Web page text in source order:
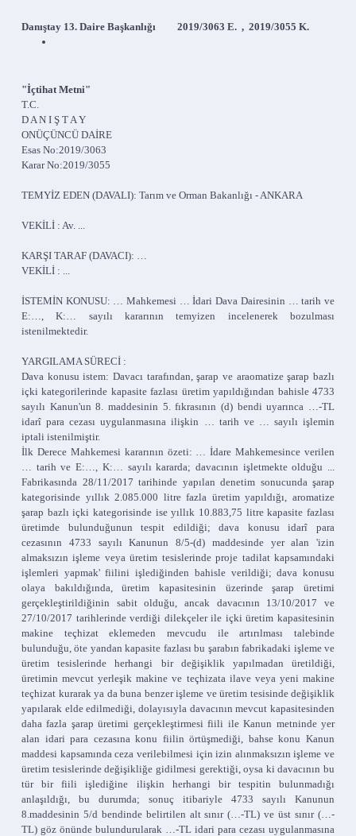
Danıştay 13. Daire Başkanlığı 2019/3063 E. , 2019/3055 K.
"İçtihat Metni"
T.C.
D A N I Ş T A Y
ONÜÇÜNCÜ DAİRE
Esas No:2019/3063
Karar No:2019/3055
TEMYİZ EDEN (DAVALI): Tarım ve Orman Bakanlığı - ANKARA
VEKİLİ : Av. ...
KARŞI TARAF (DAVACI): …
VEKİLİ : ...
İSTEMİN KONUSU: … Mahkemesi … İdari Dava Dairesinin … tarih ve
E:…, K:… sayılı kararının temyizen incelenerek bozulması
istenilmektedir.
YARGILAMA SÜRECİ :
Dava konusu istem: Davacı tarafından, şarap ve araomatize şarap bazlı
içki kategorilerinde kapasite fazlası üretim yapıldığından bahisle 4733
sayılı Kanun'un 8. maddesinin 5. fıkrasının (d) bendi uyarınca …-TL
idarî para cezası uygulanmasına ilişkin … tarih ve … sayılı işlemin
iptali istenilmiştir.
İlk Derece Mahkemesi kararının özeti: … İdare Mahkemesince verilen
… tarih ve E:…, K:… sayılı kararda; davacının işletmekte olduğu ...
Fabrikasında 28/11/2017 tarihinde yapılan denetim sonucunda şarap
kategorisinde yıllık 2.085.000 litre fazla üretim yapıldığı, aromatize
şarap bazlı içki kategorisinde ise yıllık 10.883,75 litre kapasite fazlası
üretimde bulunduğunun tespit edildiği; dava konusu idarî para
cezasının 4733 sayılı Kanunun 8/5-(d) maddesinde yer alan 'izin
almaksızın işleme veya üretim tesislerinde proje tadilat kapsamındaki
işlemleri yapmak' fiilini işlediğinden bahisle verildiği; dava konusu
olaya bakıldığında, üretim kapasitesinin üzerinde şarap üretimi
gerçekleştirildiğinin sabit olduğu, ancak davacının 13/10/2017 ve
27/10/2017 tarihlerinde verdiği dilekçeler ile içki üretim kapasitesinin
makine teçhizat eklemeden mevcudu ile artırılması talebinde
bulunduğu, öte yandan kapasite fazlası bu şarabın fabrikadaki işleme ve
üretim tesislerinde herhangi bir değişiklik yapılmadan üretildiği,
üretimin mevcut yerleşik makine ve teçhizata ilave veya yeni makine
teçhizat kurarak ya da buna benzer işleme ve üretim tesisinde değişiklik
yapılarak elde edilmediği, dolayısıyla davacının mevcut kapasitesinden
daha fazla şarap üretimi gerçekleştirmesi fiili ile Kanun metninde yer
alan idari para cezasına konu fiilin örtüşmediği, bahse konu Kanun
maddesi kapsamında ceza verilebilmesi için izin alınmaksızın işleme ve
üretim tesislerinde değişikliğe gidilmesi gerektiği, oysa ki davacının bu
tür bir fiili işlediğine ilişkin herhangi bir tespitin bulunmadığı
anlaşıldığı, bu durumda; sonuç itibariyle 4733 sayılı Kanunun
8.maddesinin 5/d bendinde belirtilen alt sınır (…-TL) ve üst sınır (…-
TL) göz önünde bulundurularak …-TL idari para cezası uygulanmasına